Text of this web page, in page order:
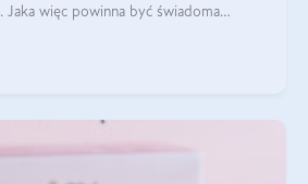
więc powinna być świadoma